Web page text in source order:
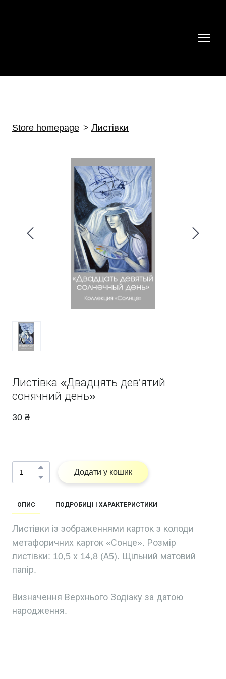
Store homepage Листівки
Листівка «Двадцять дев'ятий
сонячний день»
30 ₴
Додати у кошик
ОПИС ПОДРОБИЦІ І ХАРАКТЕРИСТИКИ
Листівки із зображеннями карток з колоди
метафоричних карток «Сонце». Розмір
листівки: 10,5 х 14,8 (А5). Щільний матовий
папір.
Визначення Верхнього Зодіаку за датою
народження.